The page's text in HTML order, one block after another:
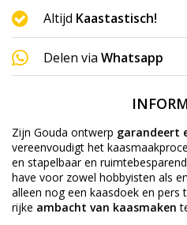
Altijd Kaastastisch!
Delen via Whatsapp
Zijn Gouda ontwerp garandeert
vereenvoudigt het
en stapelbaar en
have voor zowel hobbyisten als
alleen nog een kaasdoek en
rijke ambacht van kaasmaken